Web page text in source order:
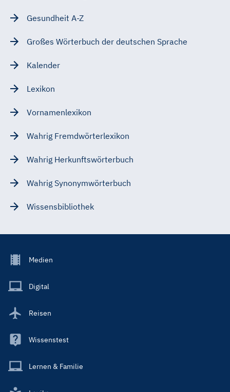
Gesundheit A-Z
Großes Wörterbuch der deutschen Sprache
Kalender
Lexikon
Vornamenlexikon
Wahrig Fremdwörterlexikon
Wahrig Herkunftswörterbuch
Wahrig Synonymwörterbuch
Wissensbibliothek
Footer
Main
Medien
Digital
Reisen
Wissenstest
Lernen & Familie